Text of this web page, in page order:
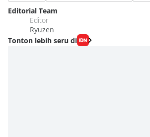
Editorial Team
Editor
Ryuzen
Tonton lebih seru di